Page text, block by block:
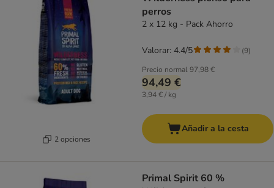
2 opciones
perros
2 x 12 kg - Pack Ahorro
Precio normal97,98 €
94,49 €
3,94 € / kg
Valorar: 4.4/5 (9)
Añadir a la cesta
Primal Spirit 60 %